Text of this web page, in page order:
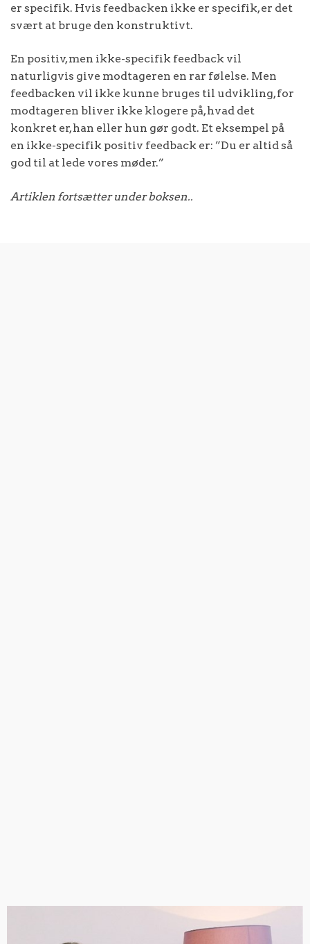
er specifik. Hvis feedbacken ikke er specifik, er det
svært at bruge den konstruktivt.
En positiv, men ikke-specifik feedback vil
naturligvis give modtageren en rar følelse. Men
feedbacken vil ikke kunne bruges til udvikling, for
modtageren bliver ikke klogere på, hvad det
konkret er, han eller hun gør godt. Et eksempel på
en ikke-specifik positiv feedback er: ”Du er altid så
god til at lede vores møder.”
Artiklen fortsætter under boksen..